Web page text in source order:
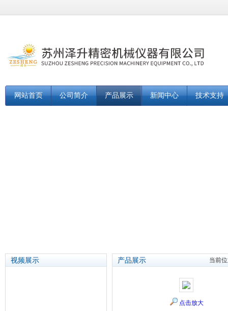
网站首页 公司简介 产品展示 新闻中心 技术支持
视频展示 产品展示 当前
点击放大